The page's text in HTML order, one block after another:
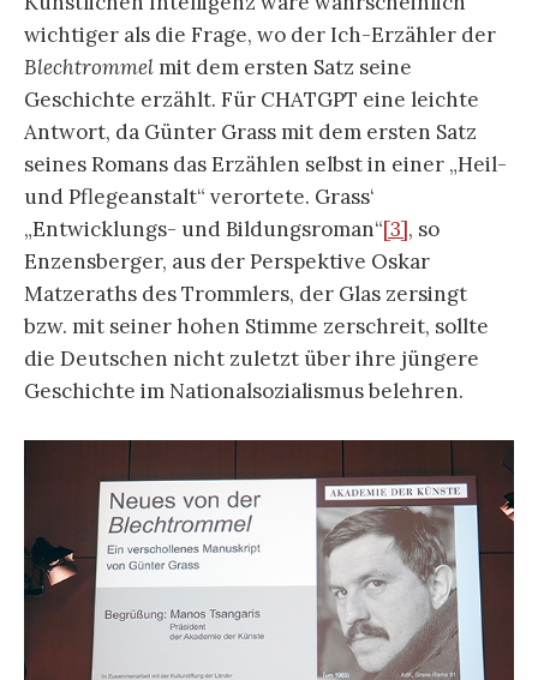
wichtiger als die Frage, wo der Ich-Erzähler der
Blechtrommel mit dem ersten Satz seine
Geschichte erzählt. Für CHATGPT eine leichte
Antwort, da Günter Grass mit dem ersten Satz
seines Romans das Erzählen selbst in einer „Heil-
und Pflegeanstalt“ verortete. Grass‘
„Entwicklungs- und Bildungsroman“[3], so
Enzensberger, aus der Perspektive Oskar
Matzeraths des Trommlers, der Glas zersingt
bzw. mit seiner hohen Stimme zerschreit, sollte
die Deutschen nicht zuletzt über ihre jüngere
Geschichte im Nationalsozialismus belehren.